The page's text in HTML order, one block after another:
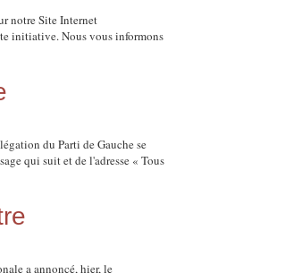
notre Site Internet
initiative. Nous vous informons
du Parti de Gauche se
qui suit et de l'adresse « Tous
a annoncé, hier, le